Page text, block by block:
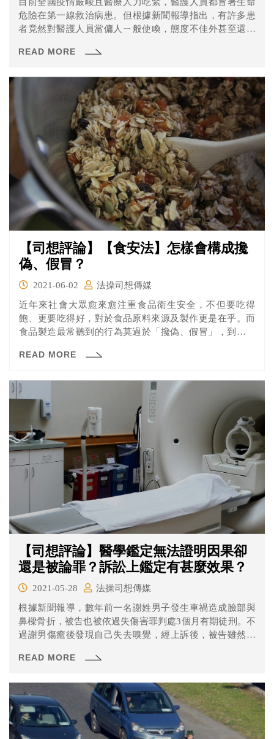
目前全國疫情嚴峻且醫療人力吃緊，醫護人員都冒著生命
危險在第一線救治病患。但根據新聞報導指出，有許多患
者竟然對醫護人員當傭人ㄧ般使喚，態度不佳外甚至還出
離，竟持刀砍傷三名護理師，其中一名還傳出右手韌帶被
READ MORE
【司想評論】【食安法】怎樣會構成攙
偽、假冒？
2021-06-02
法操司想傳媒
近年來社會大眾愈來愈注重食品衛生安全，不但要吃得
飽、更要吃得好，對於食品原料來源及製作更是在乎。而
食品製造最常聽到的行為莫過於「攙偽、假冒」，到底什
過去的判決中來剖析吧！
READ MORE
【司想評論】醫學鑑定無法證明因果卻
還是被論罪？訴訟上鑑定有甚麼效果？
2021-05-28
法操司想傳媒
根據新聞報導，數年前一名謝姓男子發生車禍造成臉部與
鼻樑骨折，被告也被依過失傷害罪判處3個月有期徒刑。不
過謝男傷癒後發現自己失去嗅覺，經上訴後，被告雖然主
院仍改以「過失傷害致重傷罪」論處，到第三審亦維持二
不照著鑑定結果判決呢？
READ MORE